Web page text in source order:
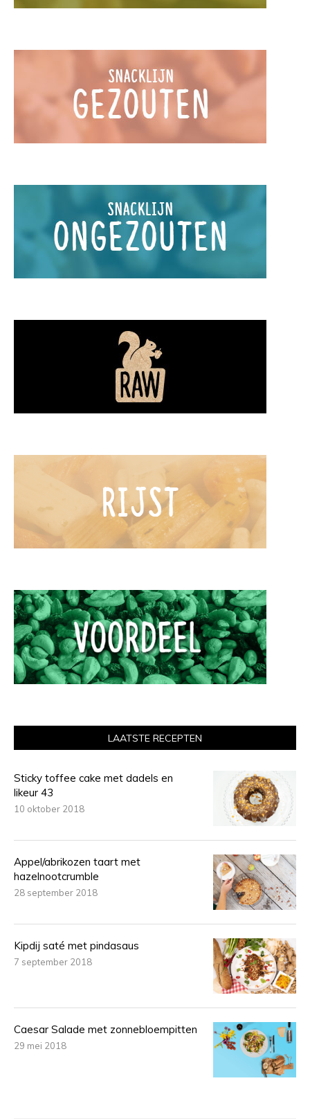
LAATSTE RECEPTEN
Sticky toffee cake met dadels en
likeur 43
10 oktober 2018
Appel/abrikozen taart met
hazelnootcrumble
28 september 2018
Kipdij saté met pindasaus
7 september 2018
Caesar Salade met zonnebloempitten
29 mei 2018